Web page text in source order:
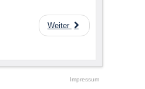
Weiter
Impressum